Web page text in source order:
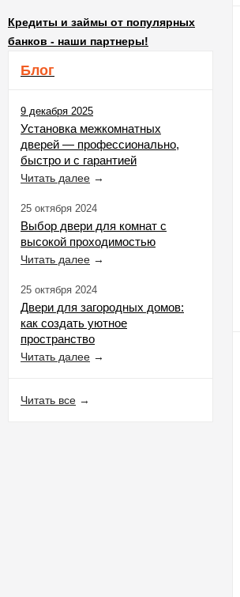
Кредиты и займы от популярных
банков - наши партнеры!
Блог
9 декабря 2025
Установка межкомнатных
дверей — профессионально,
быстро и с гарантией
Читать далее →
25 октября 2024
Выбор двери для комнат с
высокой проходимостью
Читать далее →
25 октября 2024
Двери для загородных домов:
как создать уютное
пространство
Читать далее →
Читать все →